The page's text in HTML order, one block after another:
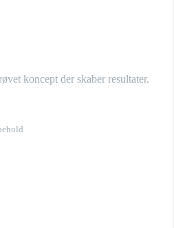
koncept der skaber resultater.